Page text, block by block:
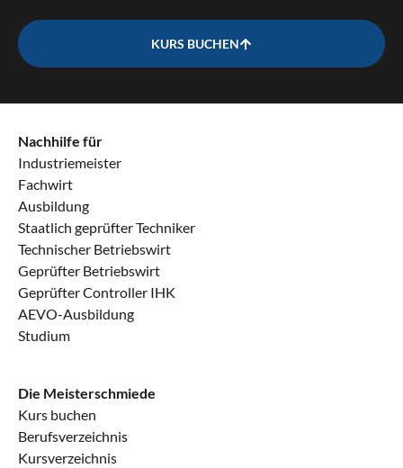
KURS BUCHEN
Nachhilfe für
Industriemeister
Fachwirt
Ausbildung
Staatlich geprüfter Techniker
Technischer Betriebswirt
Geprüfter Betriebswirt
Geprüfter Controller IHK
AEVO-Ausbildung
Studium
Die Meisterschmiede
Kurs buchen
Berufsverzeichnis
Kursverzeichnis